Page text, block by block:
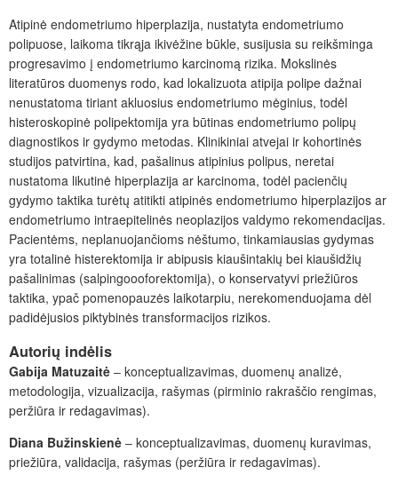
Atipinė endometriumo hiperplazija, nustatyta endometriumo
polipuose, laikoma tikrąja ikivėžine būkle, susijusia su reikšminga
progresavimo į endometriumo karcinomą rizika. Mokslinės
literatūros duomenys rodo, kad lokalizuota atipija polipe dažnai
nenustatoma tiriant akluosius endometriumo mėginius, todėl
histeroskopinė polipektomija yra būtinas endometriumo polipų
diagnostikos ir gydymo metodas. Klinikiniai atvejai ir kohortinės
studijos patvirtina, kad, pašalinus atipinius polipus, neretai
nustatoma likutinė hiperplazija ar karcinoma, todėl pacienčių
gydymo taktika turėtų atitikti atipinės endometriumo hiperplazijos ar
endometriumo intraepitelinės neoplazijos valdymo rekomendacijas.
Pacientėms, neplanuojančioms nėštumo, tinkamiausias gydymas
yra totalinė histerektomija ir abipusis kiaušintakių bei kiaušidžių
pašalinimas (salpingoooforektomija), o konservatyvi priežiūros
taktika, ypač pomenopauzės laikotarpiu, nerekomenduojama dėl
padidėjusios piktybinės transformacijos rizikos.
Autorių indėlis
Gabija Matuzaitė ‒ konceptualizavimas, duomenų analizė,
metodologija, vizualizacija, rašymas (pirminio rakraščio rengimas,
peržiūra ir redagavimas).
Diana Bužinskienė ‒ konceptualizavimas, duomenų kuravimas,
priežiūra, validacija, rašymas (peržiūra ir redagavimas).